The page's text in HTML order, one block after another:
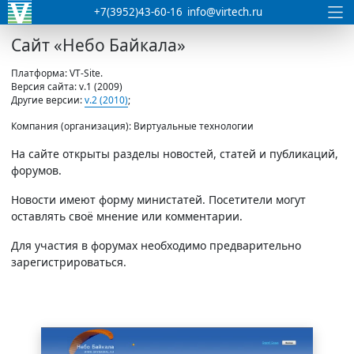
+7(3952)43-60-16 info@virtech.ru
Сайт «Небо Байкала»
Платформа: VT-Site.
Версия сайта: v.1 (2009)
Другие версии:v.2 (2010);
Компания (организация): Виртуальные технологии
На сайте открыты разделы новостей, статей и публикаций,
форумов.
Новости имеют форму министатей. Посетители могут
оставлять своё мнение или комментарии.
Для участия в форумах необходимо предварительно
зарегистрироваться.